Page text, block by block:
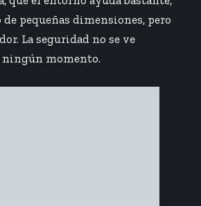
pequeñas dimensiones, pero
La seguridad no se ve
momento.